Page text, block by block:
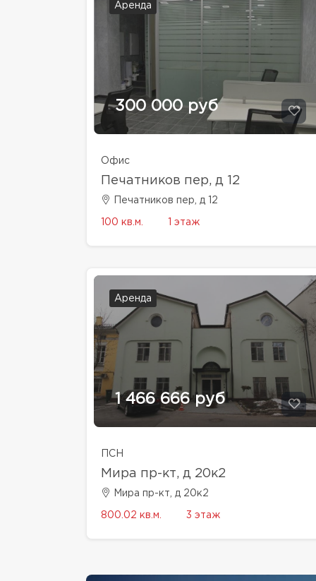
Аренда
300 000 руб
Офис
Печатников пер, д 12
Печатников пер, д 12
100 кв.м. 1 этаж
Аренда
1 466 666 руб
ПСН
Мира пр-кт, д 20к2
Мира пр-кт, д 20к2
800.02 кв.м. 3 этаж